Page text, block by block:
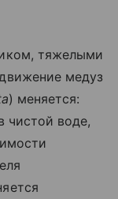
тяжелыми
медуз
) меняется:
чистой воде,